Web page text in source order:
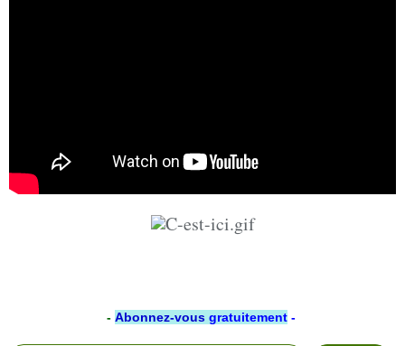
- Abonnez-vous gratuitement -